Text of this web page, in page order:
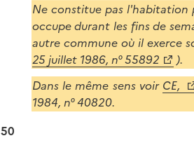
Ne constitue pas l'habitation
occupe durant les fins de
autre commune où il exerce
25 juillet 1986, n° 55892
).
Dans le même sens voir CE,
1984, n° 40820.
50